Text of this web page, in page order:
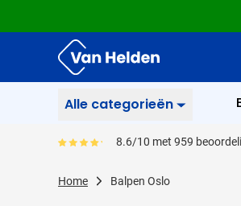
Ga naar de inhoud
Alle categorieën
Schrijfwaren
Gemiddeld reviewpercentage is 86
8.6/10 met 959
Home Balpen Oslo